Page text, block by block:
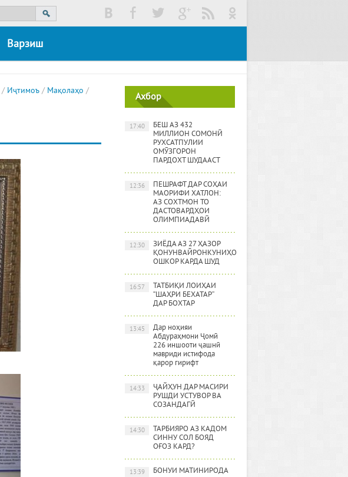
Варзиш
/ Иҷтимоъ / Мақолаҳо /
Ахбор
БЕШ АЗ 432
МИЛЛИОН СОМОНӢ
РУХСАТПУЛИИ
ОМӮЗГОРОН
ПАРДОХТ ШУДААСТ
17:40
ПЕШРАФТ ДАР СОҲАИ
МАОРИФИ ХАТЛОН:
АЗ СОХТМОН ТО
ДАСТОВАРДҲОИ
ОЛИМПИАДАВӢ
12:36
ЗИЁДА АЗ 27 ҲАЗОР
ҚОНУНВАЙРОНКУНИҲО
ОШКОР КАРДА ШУД
12:30
ТАТБИҚИ ЛОИҲАИ
“ШАҲРИ БЕХАТАР”
ДАР БОХТАР
16:57
Дар ноҳияи
Абдураҳмони Ҷомӣ
226 иншооти ҷашнӣ
мавриди истифода
қарор гирифт
13:45
ҶАЙҲУН ДАР МАСИРИ
РУШДИ УСТУВОР ВА
СОЗАНДАГӢ
14:33
ТАРБИЯРО АЗ КАДОМ
СИННУ СОЛ БОЯД
ОҒОЗ КАРД?
14:30
БОНУИ МАТИНИРОДА
13:39